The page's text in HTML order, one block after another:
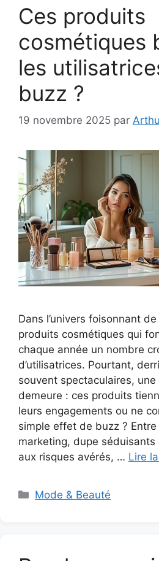
Ces produits
cosmétiques
les
buzz ?
19 novembre 2025 par
Dans l’univers foisonnant
produits cosmétiques qui
chaque année un nombre
d’utilisatrices. Pourtant,
souvent spectaculaires,
demeure : ces produits
leurs engagements ou ne
simple effet de buzz ?
marketing, dupe
aux risques avérés, … Lire
Catégories
Mode & Beauté